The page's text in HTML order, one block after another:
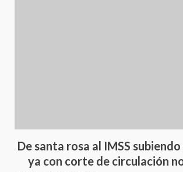
De santa rosa al IMSS
ya con corte de circulación